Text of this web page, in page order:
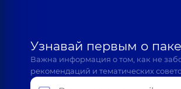
Узнавай первым о
Важна информация о том, как не
рекомендаций и тематических